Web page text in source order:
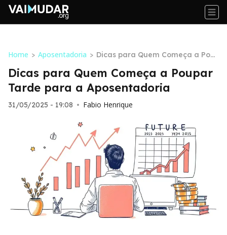
Home > Aposentadoria > Dicas para Quem Começa a Pou
par Tarde para a Aposentadoria
Dicas para Quem Começa a Poupar
Tarde para a Aposentadoria
31/05/2025 - 19:08 • Fabio Henrique